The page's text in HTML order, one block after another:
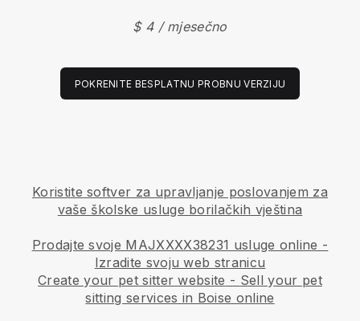
$ 4 / mjesečno
POKRENITE BESPLATNU PROBNU VERZIJU
Koristite softver za upravljanje poslovanjem za
vaše školske usluge borilačkih vještina
Prodajte svoje MAJXXXX38231 usluge online -
Izradite svoju web stranicu
Create your pet sitter website - Sell your pet
sitting services in Boise online